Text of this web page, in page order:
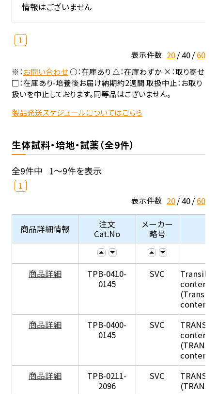
情報はございません
1
表示件数 20 40 60
※：お問い合わせ○：在庫あり △：在庫わずか ×：取り寄せ
□：在庫あり-培養後お届け納期約2週間 取扱中止：お取り
扱いを中止しております。同等品はございません。
製品発送スケジュールについてはこちら
生体試料・培地・試薬（全9件）
全9件中 1～9件を表示
1
表示件数 20 40 60
商品詳細情報
注文
Cat.No
メーカー
略号
商品詳細
TPB-0410-
0145
SVC
Transil
content
(Transil
content
商品詳細
TPB-0400-
0145
SVC
content
content
商品詳細
TPB-0211-
2096
SVC TRANSIL